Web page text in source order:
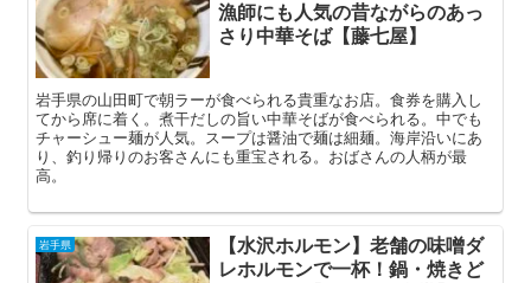
漁師にも人気の昔ながらのあっ
さり中華そば【藤七屋】
岩手県の山田町で朝ラーが食べられる貴重なお店。食券を購入し
てから席に着く。煮干だしの旨い中華そばが食べられる。中でも
チャーシュー麺が人気。スープは醤油で麺は細麺。海岸沿いにあ
り、釣り帰りのお客さんにも重宝される。おばさんの人柄が最
高。
岩手県
【水沢ホルモン】老舗の味噌ダ
レホルモンで一杯！鍋・焼きど